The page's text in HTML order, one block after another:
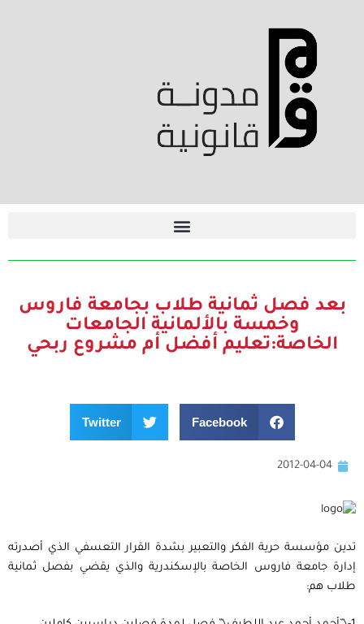
بعد فصل ثمانية طلاب بجامعة فاروس
وخمسة بالألمانية الجامعات
الخاصة:تعليم أفضل أم مشروع ربحي
Facebook
Twitter
2012-04-04
تدين مؤسسة حرية الفكر والتعبير بشدة القرار التعسفي الذي أصدرته
إدارة جامعة فاروس الخاصة بالإسكندرية والذي يقضي بفصل ثمانية
طلاب هم: